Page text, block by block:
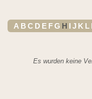
A B C D E FG H I J K L
Es wurden keine